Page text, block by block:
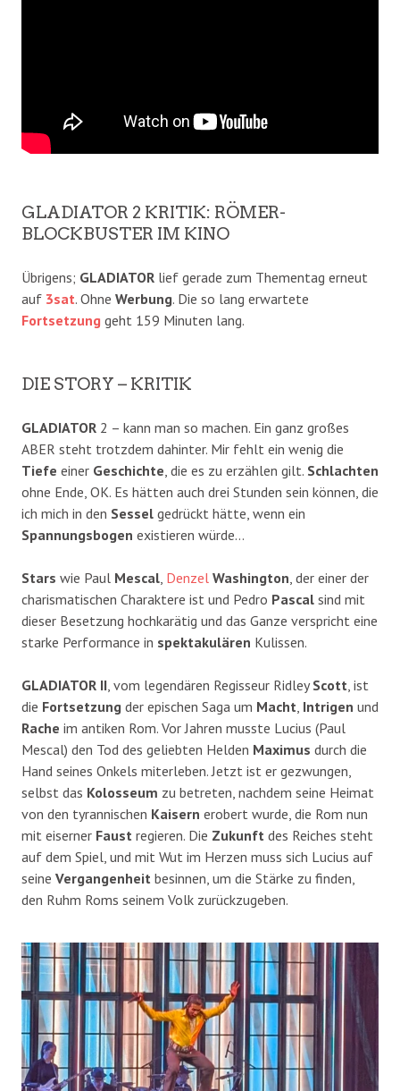
GLADIATOR 2 KRITIK: RÖMER-
BLOCKBUSTER IM KINO
Übrigens; GLADIATOR lief gerade zum Thementag erneut
auf 3sat. Ohne Werbung. Die so lang erwartete
Fortsetzung geht 159 Minuten lang.
DIE STORY – KRITIK
GLADIATOR 2 – kann man so machen. Ein ganz großes
ABER steht trotzdem dahinter. Mir fehlt ein wenig die
Tiefe einer Geschichte , die es zu erzählen gilt. Schlachten
ohne Ende, OK. Es hätten auch drei Stunden sein können, die
ich mich in den Sessel gedrückt hätte, wenn ein
Spannungsbogen existieren würde…
Stars wie Paul Mescal Denzel Washington , der einer der
charismatischen Charaktere ist und Pedro Pascal sind mit
dieser Besetzung hochkarätig und das Ganze verspricht eine
starke Performance in spektakulären Kulissen.
GLADIATOR II , vom legendären Regisseur RidleyScott , ist
die Fortsetzung der epischen Saga um Macht Intrigen und
Rache im antiken Rom. Vor Jahren musste Lucius (Paul
Mescal) den Tod des geliebten Helden Maximus durch die
Hand seines Onkels miterleben. Jetzt ist er gezwungen,
selbst das Kolosseum zu betreten, nachdem seine Heimat
von den tyrannischen Kaisern erobert wurde, die Rom nun
mit eiserner Faust regieren. Die Zukunft des Reiches steht
auf dem Spiel, und mit Wut im Herzen muss sich Lucius auf
seine Vergangenheit besinnen, um die Stärke zu finden,
den Ruhm Roms seinem Volk zurückzugeben.